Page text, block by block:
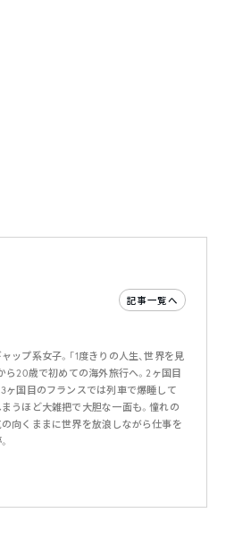
記事一覧へ
ップ系女子。「1度きりの人生、世界を見
ら20歳で初めての海外旅行へ。2ヶ国目
ヶ国目のフランスでは列車で爆睡して
うほど大雑把で大胆な一面も。憧れの
向くままに世界を放浪しながら仕事を